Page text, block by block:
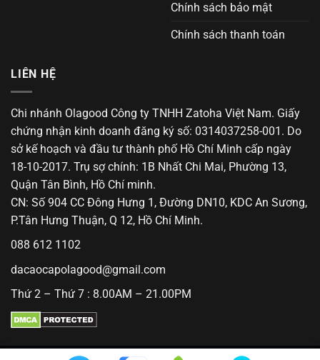
Chính sách bảo mật
Chính sách thanh toán
LIÊN HỆ
Chi nhánh Olagood Công ty TNHH Zatoha Việt Nam. Giấy
chứng nhận kinh doanh đăng ký số: 0314037258-001. Do
sở kế hoạch và đầu tư thành phố Hồ Chí Minh cấp ngày
18-10-2017. Trụ sợ chính: 1B Nhất Chi Mai, Phường 13,
Quận Tân Bình, Hồ Chí minh.
CN: Số 904 CC Đông Hưng 1, Đường DN10, KDC An Sương,
P.Tân Hưng Thuận, Q 12, Hồ Chí Minh.
088 612 1102
dacaocapolagood@gmail.com
Thứ 2 – Thứ 7 : 8.00AM – 21.00PM